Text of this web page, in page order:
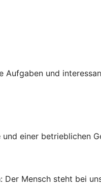
Aufgaben und
einer betrieblichen
Der Mensch steht bei